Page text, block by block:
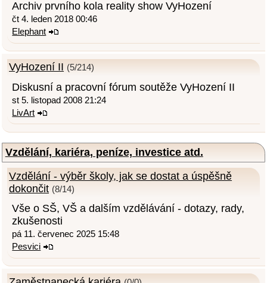
Archiv prvního kola reality show VyHození
čt 4. leden 2018 00:46
Elephant
VyHození II (5/214)
Diskusní a pracovní fórum soutěže VyHození II
st 5. listopad 2008 21:24
LivArt
Vzdělání, kariéra, peníze, investice atd.
Vzdělání - výběr školy, jak se dostat a úspěšně
dokončit (8/14)
Vše o SŠ, VŠ a dalším vzdělávání - dotazy, rady,
zkušenosti
pá 11. červenec 2025 15:48
Pesvici